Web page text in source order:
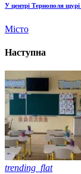
У центрі Тернополя
Місто
Наступна
trending_flat